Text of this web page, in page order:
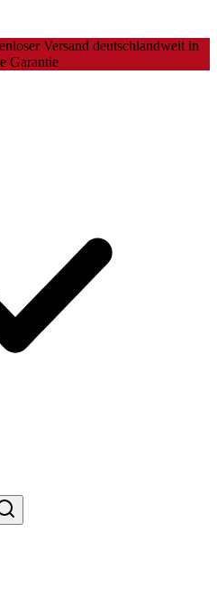
Versand deutschlandweit in
Garantie